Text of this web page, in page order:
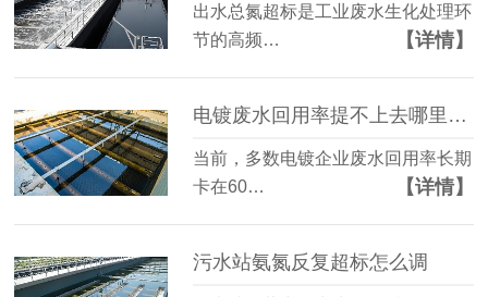
出水总氮超标是工业废水生化处理环
节的高频…
【详情】
电镀废水回用率提不上去哪里有问题
当前，多数电镀企业废水回用率长期
卡在60…
【详情】
污水站氨氮反复超标怎么调